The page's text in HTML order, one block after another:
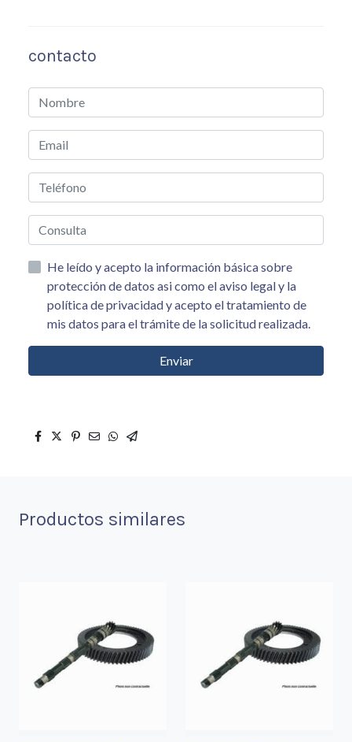
contacto
He leído y acepto la información básica sobre
protección de datos asi como el aviso legal y la
política de privacidad y acepto el tratamiento de
mis datos para el trámite de la solicitud realizada.
Enviar
Productos similares